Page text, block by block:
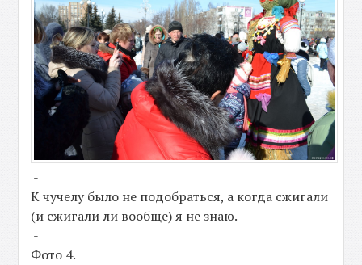
-
К чучелу было не подобраться, а когда сжигали
(и сжигали ли вообще) я не знаю.
-
Фото 4.